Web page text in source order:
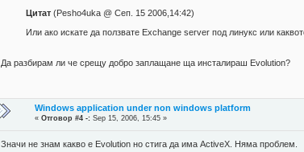
Цитат(Pesho4uka @ Сеп. 15 2006,14:42)
Или ако искате да ползвате Exchange server под линукс или
Да разбирам ли че срещу добро заплащане ща инсталираш Evolution?
Windows application under non windows platform
«Отговор #4 -: Sep 15, 2006, 15:45 »
Значи не знам какво е Evolution но стига да има ActiveX. Няма проблем.